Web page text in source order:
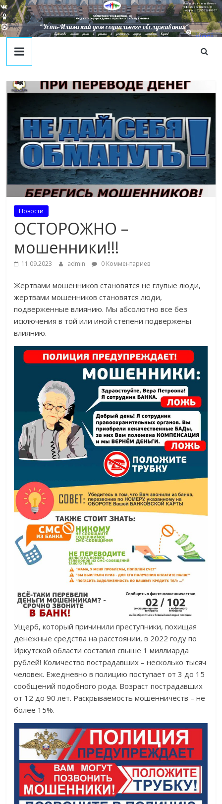
Областное государственное
бюджетное учреждение социального обслуживания
juecj
@mail
"Усть-Илимский дом социального обслуживания"
Наш адрес в г. Усть-Илимск:
ул. Братское Шоссе, 41
тел/факс: 8(395-35) 4-09-77
Единство наших целей и усилий к достойной жизни личности ведет!
Новости
ОСТОРОЖНО –
мошенники!!!
11.09.2023 admin 0 Комментариев
Жертвами мошенников становятся не глупые люди,
жертвами мошенников становятся люди,
подверженные влиянию. Мы абсолютно все без
исключения в той или иной степени подвержены
влиянию.
Ущерб, который причинили преступники, похищая
денежные средства на расстоянии, в 2022 году по
Иркутской области составил свыше 1 миллиарда
рублей! Количество пострадавших – несколько тысяч
человек. Ежедневно в полицию поступает от 3 до 15
сообщений подобного рода. Возраст пострадавших
от 12 до 90 лет. Раскрываемость мошенничеств – не
более 15%.